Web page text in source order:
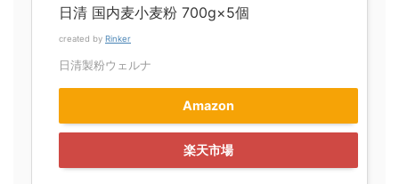
日清 国内麦小麦粉 700g×5個
created by Rinker
日清製粉ウェルナ
Amazon
楽天市場